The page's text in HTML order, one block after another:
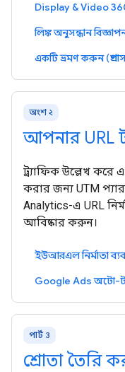
Display & Video
লিঙ্ক অনুসন্ধান
একটি ভ্রমণ করুন
অংশ ২
আপনার URL
ট্র্যাফিক উল্লেখ করে
করার জন্য UTM
Analytics-এ URL
আবিষ্কার করুন।
ইউআরএল নির্মাতা
Google Ads অটো-
পার্ট 3
শ্রোতা তৈরি